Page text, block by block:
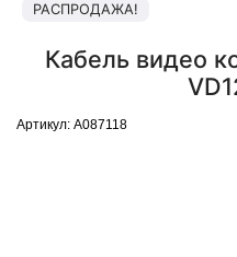
РАСПРОДАЖА!
Кабель видео
Артикул: A087118